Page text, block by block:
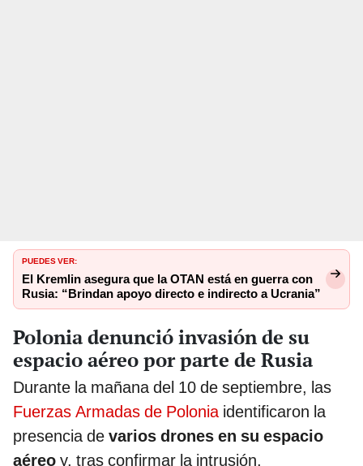
PUEDES VER:
El Kremlin asegura que la OTAN está en guerra con
Rusia: “Brindan apoyo directo e indirecto a Ucrania”
Polonia denunció invasión de su
espacio aéreo por parte de Rusia
Durante la mañana del 10 de septiembre, las
Fuerzas Armadas de Polonia identificaron la
presencia de varios drones en su espacio
aéreo y, tras confirmar la intrusión,